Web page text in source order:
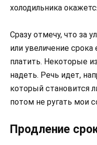
холодильника
Сразу отмечу, что за
или увеличение
платить. Некоторые
надеть. Речь идет,
который становится
потом не ругать мои
Продление